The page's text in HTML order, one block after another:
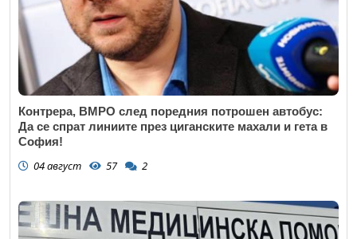
Контрера, ВМРО след поредния потрошен автобус:
Да се спрат линиите през циганските махали и гета в
София!
04 август 57 2